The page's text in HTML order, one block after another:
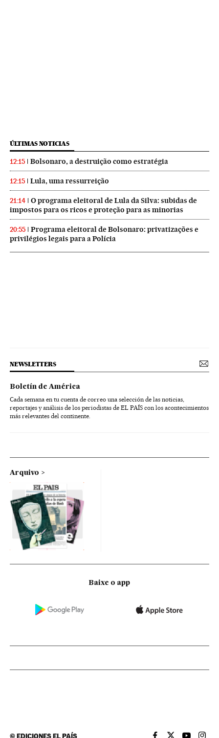
ÚLTIMAS NOTICIAS
12:15 Bolsonaro, a destruição como estratégia
12:15 Lula, uma ressurreição
21:14
O programa eleitoral de Lula da Silva: subidas de
impostos para os ricos e proteção para as minorias
20:55
Programa eleitoral de Bolsonaro: privatizações e
privilégios legais para a Polícia
NEWSLETTERS
Boletín de América
Cada semana en tu cuenta de correo una selección de las noticias,
reportajes y análisis de los periodistas de EL PAÍS con los acontecimientos
más relevantes del continente.
Arquivo
Baixe o app
©EDICIONES EL PAÍS